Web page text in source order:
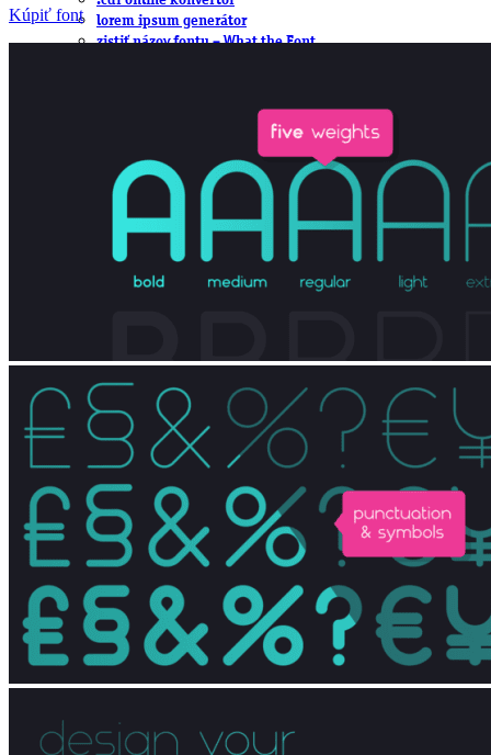
lorem ipsum generátor
zistiť názov fontu – What the Font
zaslať súbor do rubriky Od detepákov
Kúpiť font